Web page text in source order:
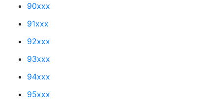
90xxx
91xxx
92xxx
93xxx
94xxx
95xxx